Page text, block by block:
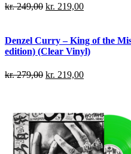
kr.249,00 kr. 219,00
Denzel Curry – King of the
edition) (Clear Vinyl)
kr.279,00 kr. 219,00